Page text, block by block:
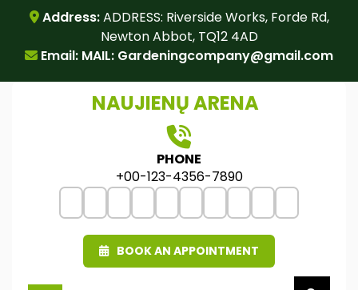
content
Address:ADDRESS: Riverside Works, Forde Rd,
Newton Abbot, TQ12 4AD
Email: MAIL: Gardeningcompany@gmail.com
NAUJIENŲ ARENA
PHONE
+00-123-4356-7890
BOOK AN APPOINTMENT